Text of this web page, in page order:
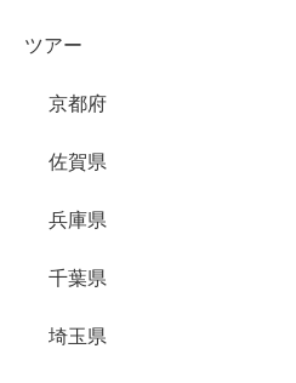
ツアー
京都府
佐賀県
兵庫県
千葉県
埼玉県